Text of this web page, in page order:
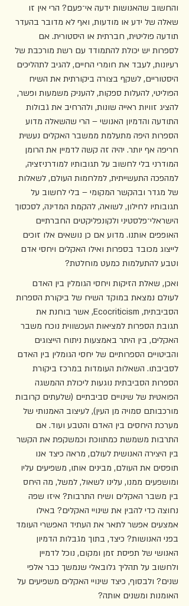
והחשוב שהאנושות ידעה אי־פעם? הרי אין זו
שאלה של ידע או מודעות, ואף לא מדובר בהעדר
תודעה פוליטית, חברתית או היסטורית. אם
לספרות יש יכולת להתמודד עם רשת מורכבת של
רעיונות, לעבד את חומרי החיים, להגיב לתהליכים
היסטוריים, לשקף בצורה ביקורתית את השיח
הפוליטי, להעלות ספקות, להעניק משמעות ופשר,
להציג זוויות ראייה שונות, ולהרחיב את גבולות
התודעה והדמיון האנושי – הרי שהשאלה מדוע
הספרות היפה מתעלמת ממשבר האקלים נעשית
חריפה אף יותר. יהיה זה קשה לדמיין את הרומן
המודרני בלי לחשוב על תגובותיו למודרניזציה,
למהפכה התעשייתית, למלחמות העולם, לשאלות
של מגדר ובהקשר המקומי – בלי לחשוב על
תגובותיו לחילון, לשואה, להקמת המדינה, לסכסוך
הישראלי־פלסטיני ולקונפליקטים החברתיים
האופפים אותנו. מדוע אם כן נושאים אלו זוכים
לייצוג מכובד בספרות ואילו האקלים ויחסי אדם
וטבע להתעלמות כמעט מוחלטת?
ואכן, שאלת הזיקות ויחסי הגומלין בין האדם
לעולם נמצאת במוקד השיח של ביקורת הספרות
הסביבתית, Ecocriticism, אשר בוחנת את
תגובת הספרות למציאות העכשווית נוכח משבר
האקלים, בין היתר באמצעות ניתוח הייצוגים
והביטויים הספרותיים של יחסי הגומלין בין האדם
לסביבתו. השאלות העומדות במרכז ביקורת
הספרות הסביבתית נוגעות ליכולת ההמשגה
הפואטית של שינויים סביבתיים (שלעתים קרובות
מורכבותם סמויה מן העין), לעיצוב האמנותי של
מערכת היחסים בין האדם והטבע ועוד. אם
התרבות משמשת כמתווכת וכמשקפת את הקשר
בין היצירה האנושית לעולם, מראה כיצד אנו
תופסים את העולם, מבינים אותו, משפיעים עליו
ומושפעים ממנו, עלינו לשאול, למשל, מה היחס
בין משבר האקלים ושיח התרבות? איזו שפה
נחוצה כדי להבין את שינויי האקלים? באילו
אמצעים אפשר לתאר את העתיד האפשרי העומד
בפני האנושות? כיצד, בתוך מגבלות הדמיון
האנושי של תפיסת זמן ומקום, נוכל לדמיין
ולחשוב על תהליך גלובאלי שנמשך כבר אלפי
שנים? ולבסוף, כיצד שינויי האקלים משפיעים על
האומנות ומשנים אותה?